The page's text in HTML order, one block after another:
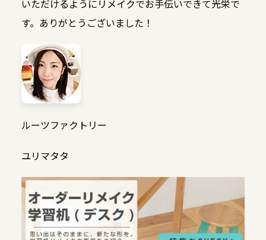
いただけるようにリメイクでお手伝いできて光栄で
す。ありがとうございました！
ルーツファクトリー
ユリマタタ